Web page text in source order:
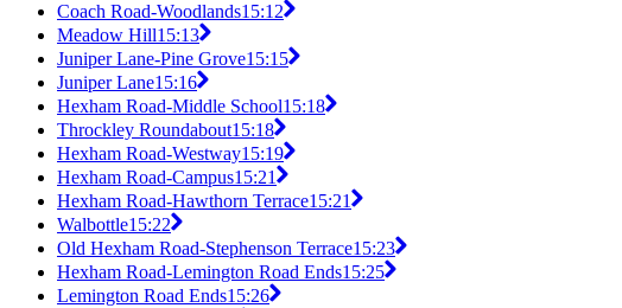
Coach Road-Woodlands15:12
Meadow Hill15:13
Juniper Lane-Pine Grove15:15
Juniper Lane15:16
Hexham Road-Middle School15:18
Throckley Roundabout15:18
Hexham Road-Westway15:19
Hexham Road-Campus15:21
Hexham Road-Hawthorn Terrace15:21
Walbottle15:22
Old Hexham Road-Stephenson Terrace15:23
Hexham Road-Lemington Road Ends15:25
Lemington Road Ends15:26